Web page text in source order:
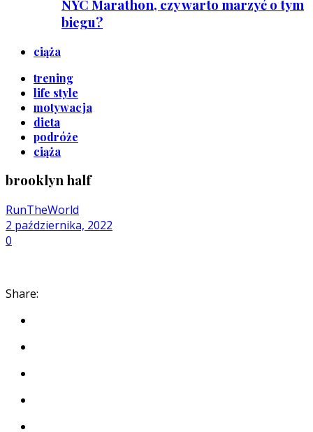
NYC Marathon, czy warto marzyć o tym
biegu?
ciąża
trening
life style
motywacja
dieta
podróże
ciąża
brooklyn half
RunTheWorld
2 października, 2022
0
Share: